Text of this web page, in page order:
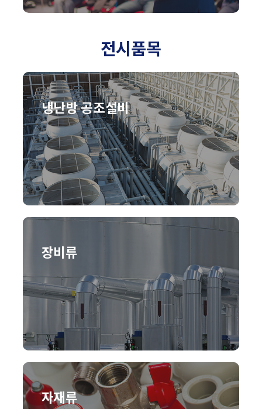
전시품목
냉난방 공조설비
장비류
자재류